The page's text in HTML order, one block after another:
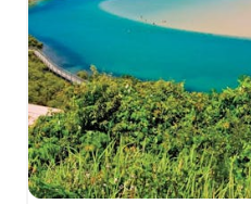
모든 투어와 입장료가 포함
사를 즐기시고, 저녁에는 리
실 수 있습니다. 해안 및 전
한 사람들과의 교감을 나누
험하고 싶은 친구 또는 지인